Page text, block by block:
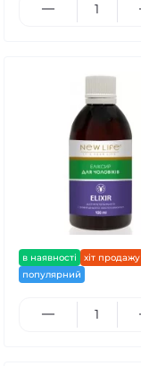
в наявності
хіт продажу
популярний